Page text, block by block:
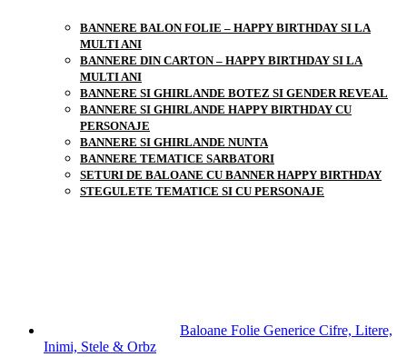
BANNERE BALON FOLIE – HAPPY BIRTHDAY SI LA
MULTI ANI
BANNERE DIN CARTON – HAPPY BIRTHDAY SI LA
MULTI ANI
BANNERE SI GHIRLANDE BOTEZ SI GENDER REVEAL
BANNERE SI GHIRLANDE HAPPY BIRTHDAY CU
PERSONAJE
BANNERE SI GHIRLANDE NUNTA
BANNERE TEMATICE SARBATORI
SETURI DE BALOANE CU BANNER HAPPY BIRTHDAY
STEGULETE TEMATICE SI CU PERSONAJE
Baloane Folie Generice Cifre, Litere,
Inimi, Stele & Orbz